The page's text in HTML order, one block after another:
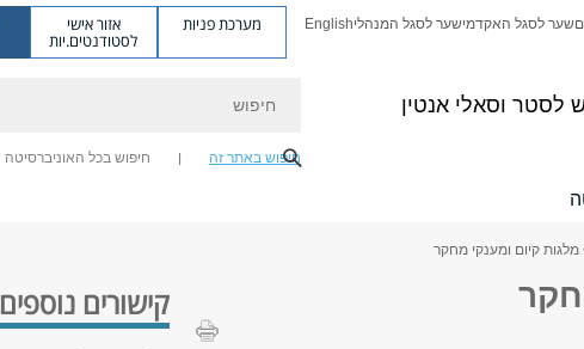
לסטר וסאלי אנטין
שער לסגל האקדמישער לסגל המנהליEnglish מערכת פניות אזור אישי
לסטודנטים.יות
חיפוש באתר זה חיפוש בכל האוניברסיטה
מלגות קיום ומענקי מחקר
קישורים נוספים